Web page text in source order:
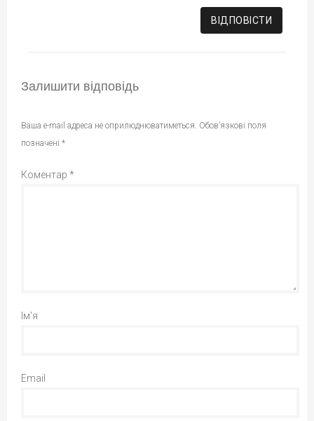
ВІДПОВІCТИ
Залишити відповідь
Ваша e-mail адреса не оприлюднюватиметься. Обов’язкові поля
позначені *
Коментар *
Ім'я
Email